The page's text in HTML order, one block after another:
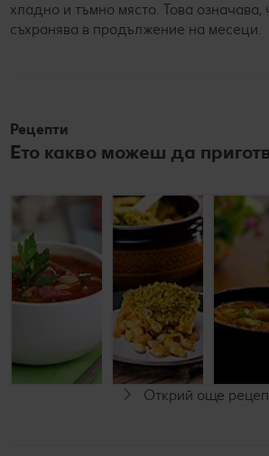
хладно и тъмно място. Това
съхранява в продължение на месеци.
Рецепти
Ето какво можеш да
Боб със
суджук
До 60 минути
Начинаещи
Боб със
зеле на
фурна
До 60 минути
Открий още